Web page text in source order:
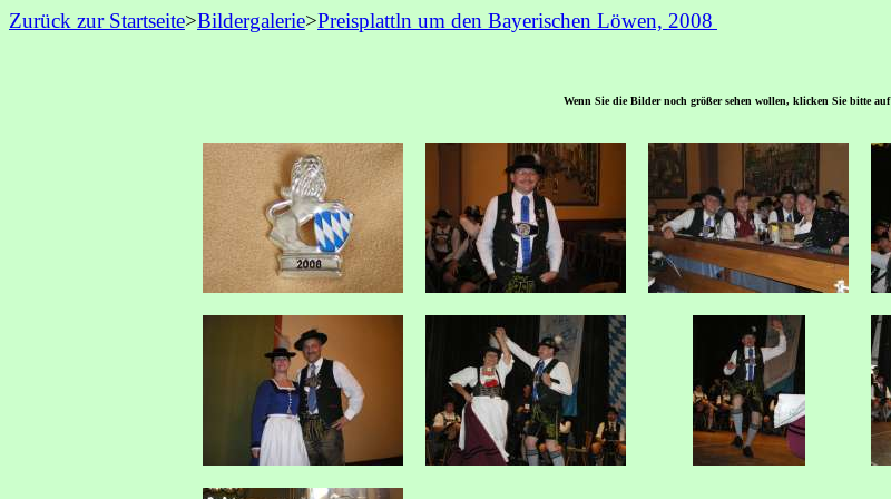
Zurück zur Startseite>Bildergalerie>Preisplattln um den Bayerischen Löwen, 2008
Wenn Sie die Bilder noch größer sehen wollen, klicken Sie bitte